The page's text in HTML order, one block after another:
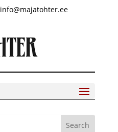
info@majatohter.ee